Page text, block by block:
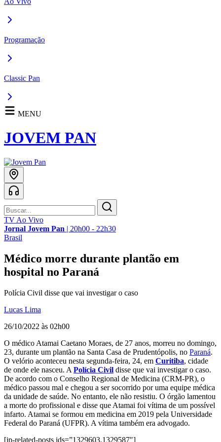
Programação
Classic Pan
MENU
JOVEM PAN
TV Ao Vivo
Jornal Jovem Pan | 20h00 - 22h30
Brasil
Médico morre durante plantão em
hospital no Paraná
Polícia Civil disse que vai investigar o caso
Lucas Lima
26/10/2022 às 02h00
O médico Atamai Caetano Moraes, de 27 anos, morreu no domingo,
23, durante um plantão na Santa Casa de Prudentópolis, no Paraná.
O velório aconteceu nesta segunda-feira, 24, em Curitiba, cidade
de onde ele nasceu. A Polícia Civil disse que vai investigar o caso.
De acordo com o Conselho Regional de Medicina (CRM-PR), o
médico passou mal e chegou a ser socorrido por uma equipe médica
da unidade de saúde. No entanto, ele não resistiu. O órgão lamentou
a morte do profissional e disse que Atamai foi vítima de um possível
infarto. Atamai se formou em medicina em 2019 pela Universidade
Federal do Paraná (UFPR). A vítima também era advogado.
[jp-related-posts ids=”1329603,1329587″]